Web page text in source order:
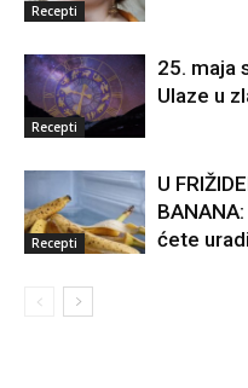
Recepti
Recepti
25. maja
Ulaze u
Recepti
U
ćete